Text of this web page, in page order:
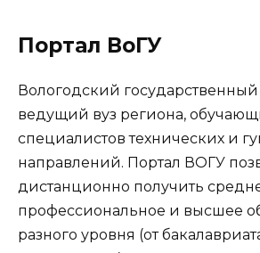
Портал ВоГУ
Вологодский государственный
ведущий вуз региона,
специалистов технических и
направлений. Портал ВОГУ
дистанционно получить
профессиональное и высшее
разного уровня (от